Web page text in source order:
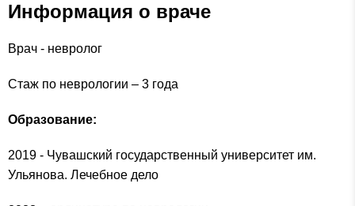
Информация о враче
Врач - невролог
Стаж по неврологии – 3 года
Образование:
2019 - Чувашский государственный университет им.
Ульянова. Лечебное дело